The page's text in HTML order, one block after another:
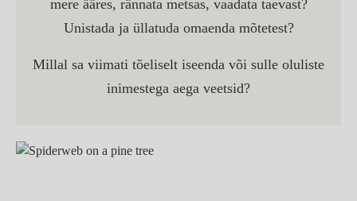
mere ääres, rännata metsas, vaadata taevast?
Unistada ja üllatuda omaenda mõtetest?
Millal sa viimati tõeliselt iseenda või sulle oluliste
inimestega aega veetsid?